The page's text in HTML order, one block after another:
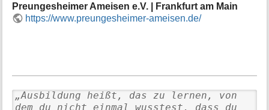
Preungesheimer Ameisen e.V. | Frankfurt am Main
https://www.preungesheimer-ameisen.de/
„Ausbildung heißt, das zu lernen, von
dem du nicht einmal wusstest, dass du